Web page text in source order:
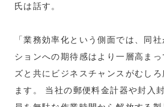
氏は話す。
「業務効率化という側面では、同
ションへの期待感はより一層高ま
ズと共にビジネスチャンスがむし
ます。 当社の郵便料金計器や封入